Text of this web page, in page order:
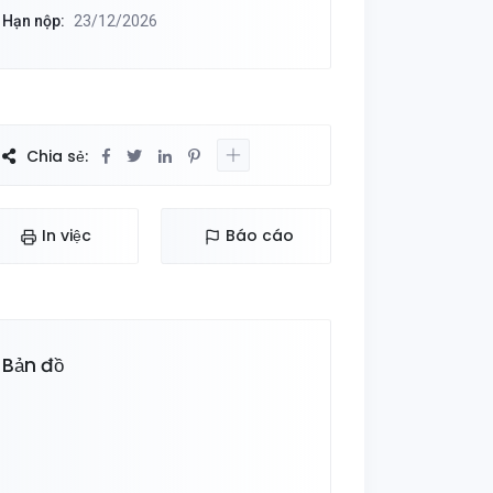
Hạn nộp: 23/12/2026
Chia sẻ:
In việc Báo cáo
Bản đồ